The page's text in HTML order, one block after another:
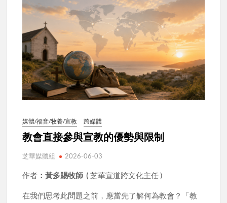
媒體/福音/牧養/宣教 跨媒體
教會直接參與宣教的優勢與限制
芝華媒體組 2026-06-03
作者 ：黃多賜牧師 (芝華宣道跨文化主任 )
在我們思考此問題之前，應當先了解何為教會？「教